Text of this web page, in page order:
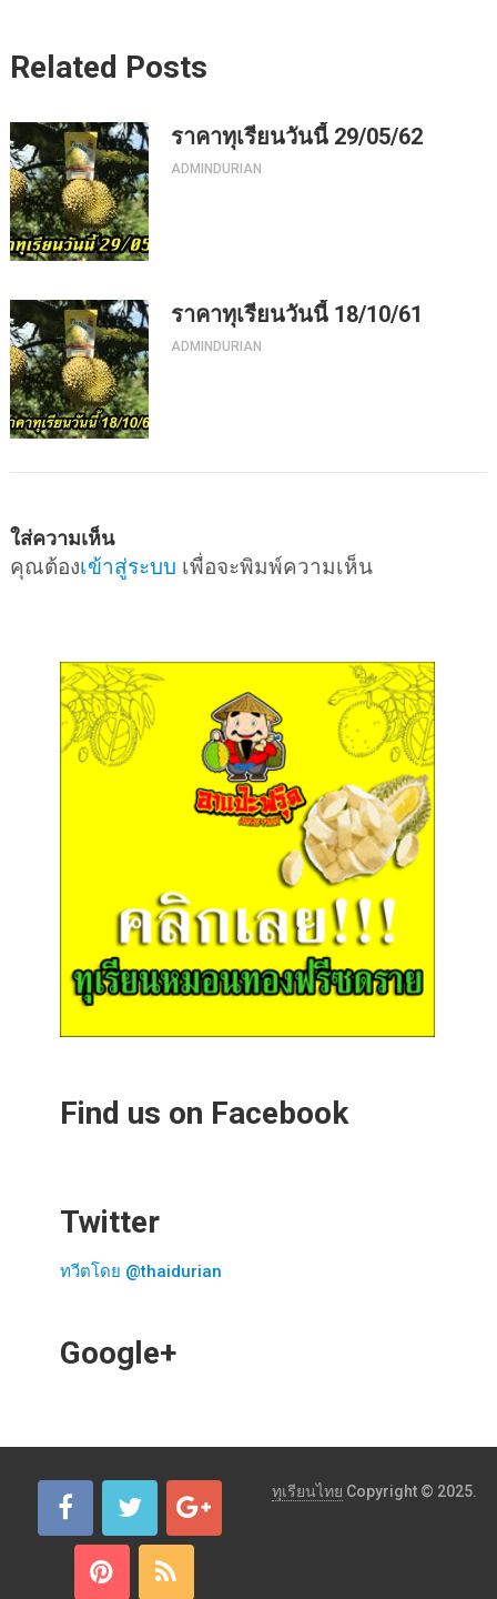
Related Posts
ราคาทุเรียนวันนี้ 29/05/62
ADMINDURIAN
ราคาทุเรียนวันนี้ 18/10/61
ADMINDURIAN
ใส่ความเห็น
คุณต้องเข้าสู่ระบบ เพื่อจะพิมพ์ความเห็น
Find us on Facebook
Twitter
ทวีตโดย @thaidurian
Google+
ทุเรียนไทย Copyright © 2025.